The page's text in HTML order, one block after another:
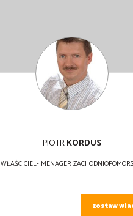
PIOTRKORDUS
WŁAŚCICIEL- MENAGER
zostaw